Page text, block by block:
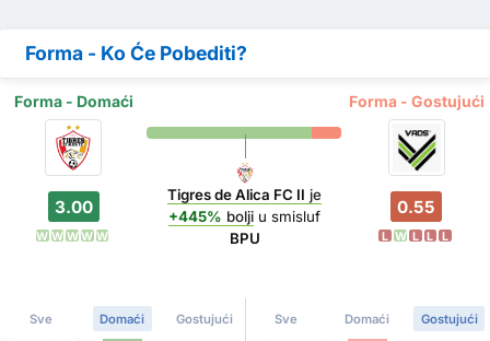
Forma - Ko Će Pobediti?
Forma - Domaći Forma - Gostujući
3.00
W W W W W
Tigres de Alica FC II je
+445% bolji u smisluf
BPU
0.55
L W L L L
Sve Domaći Gostujući Sve Domaći Gostujući